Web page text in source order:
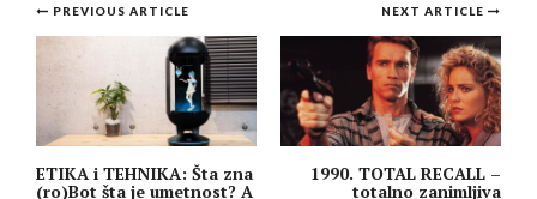
Post
navigation
NEXT ARTICLE
1990. TOTAL RECALL –
totalno zanimljiva
PREVIOUS ARTICLE
ETIKA i TEHNIKA: Šta zna
(ro)Bot šta je umetnost? A